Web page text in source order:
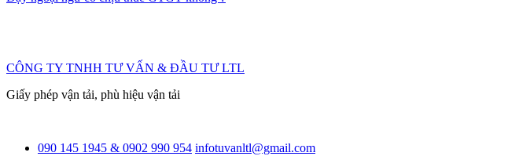
CÔNG TY TNHH TƯ VẤN & ĐẦU TƯ LTL
Giấy phép vận tải, phù hiệu vận tải
090 145 1945 & 0902 990 954 infotuvanltl@gmail.com